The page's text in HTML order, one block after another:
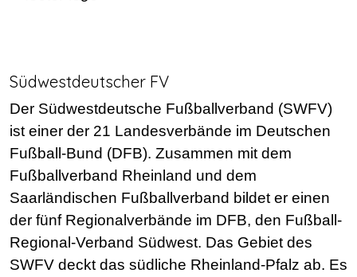
Südwestdeutscher FV
Der Südwestdeutsche Fußballverband (SWFV)
ist einer der 21 Landesverbände im Deutschen
Fußball-Bund (DFB). Zusammen mit dem
Fußballverband Rheinland und dem
Saarländischen Fußballverband bildet er einen
der fünf Regionalverbände im DFB, den Fußball-
Regional-Verband Südwest. Das Gebiet des
SWFV deckt das südliche Rheinland-Pfalz ab. Es